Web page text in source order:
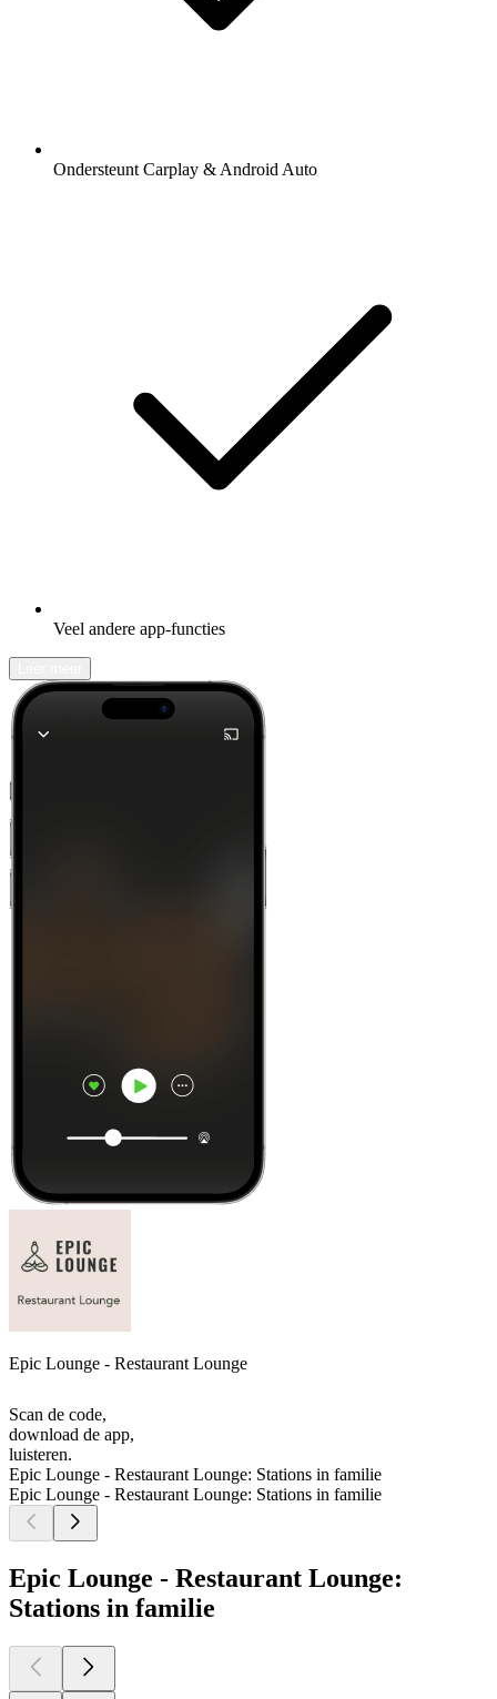
Ondersteunt Carplay & Android Auto
Veel andere app-functies
Epic Lounge - Restaurant Lounge
Scan de code,
download de app,
luisteren.
Epic Lounge - Restaurant Lounge: Stations in familie
Epic Lounge - Restaurant Lounge: Stations in familie
Epic Lounge - Restaurant Lounge:
Stations in familie